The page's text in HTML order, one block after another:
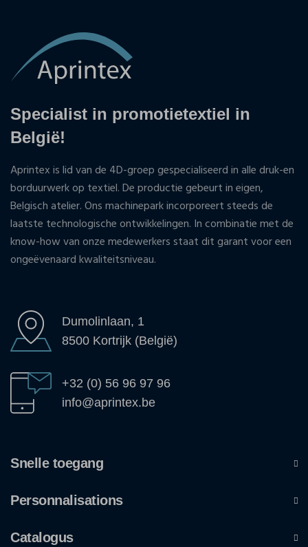
Specialist in promotietextiel in
België!
Aprintex is lid van de 4D-groep gespecialiseerd in alle druk-en
borduurwerk op textiel. De productie gebeurt in eigen,
Belgisch atelier. Ons machinepark incorporeert steeds de
laatste technologische ontwikkelingen. In combinatie met de
know-how van onze medewerkers staat dit garant voor een
ongeëvenaard kwaliteitsniveau.
Dumolinlaan, 1
8500 Kortrijk (België)
+32 (0) 56 96 97 96
info@aprintex.be
Snelle toegang
Personnalisations
Catalogus